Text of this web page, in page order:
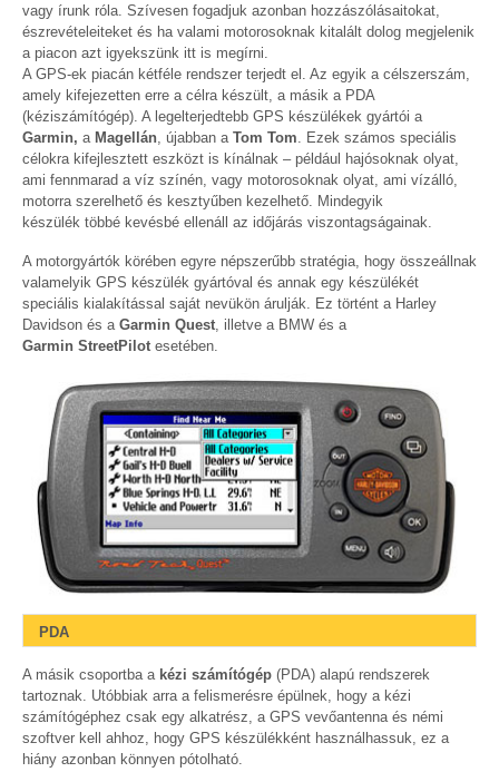
vagy írunk róla. Szívesen fogadjuk azonban hozzászólásaitokat,
észrevételeiteket és ha valami motorosoknak kitalált dolog megjelenik
a piacon azt igyekszünk itt is megírni.
A GPS-ek piacán kétféle rendszer terjedt el. Az egyik a célszerszám,
amely kifejezetten erre a célra készült, a másik a PDA
(kéziszámítógép). A legelterjedtebb GPS készülékek gyártói a
Garmin, a Magellán , újabban a Tom Tom . Ezek számos speciális
célokra kifejlesztett eszközt is kínálnak – például hajósoknak olyat,
ami fennmarad a víz színén, vagy motorosoknak olyat, ami vízálló,
motorra szerelhető és kesztyűben kezelhető. Mindegyik
készülék többé kevésbé ellenáll az időjárás viszontagságainak.
A motorgyártók körében egyre népszerűbb stratégia, hogy összeállnak
valamelyik GPS készülék gyártóval és annak egy készülékét
speciális kialakítással saját nevükön árulják. Ez történt a Harley
Davidson és a Garmin Quest , illetve a BMW és a
Garmin StreetPilot esetében.
PDA
A másik csoportba a kézi számítógép (PDA) alapú rendszerek
tartoznak. Utóbbiak arra a felismerésre épülnek, hogy a kézi
számítógéphez csak egy alkatrész, a GPS vevőantenna és némi
szoftver kell ahhoz, hogy GPS készülékként használhassuk, ez a
hiány azonban könnyen pótolható.